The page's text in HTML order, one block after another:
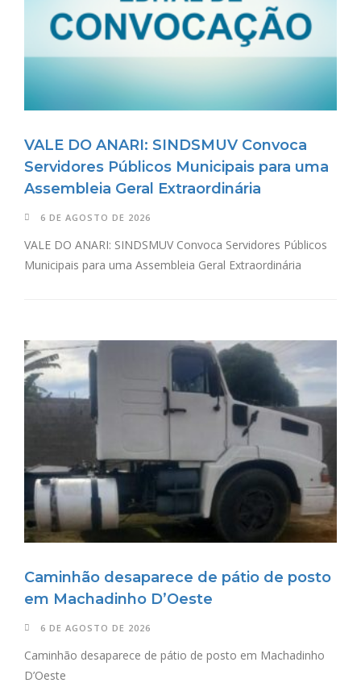
VALE DO ANARI: SINDSMUV Convoca
Servidores Públicos Municipais para uma
Assembleia Geral Extraordinária
6 DE AGOSTO DE 2026
VALE DO ANARI: SINDSMUV Convoca Servidores Públicos
Municipais para uma Assembleia Geral Extraordinária
Caminhão desaparece de pátio de posto
em Machadinho D’Oeste
6 DE AGOSTO DE 2026
Caminhão desaparece de pátio de posto em Machadinho
D’Oeste